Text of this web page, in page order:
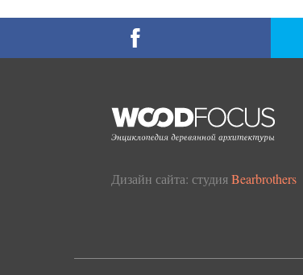
Дизайн сайта: студияBearbrothers